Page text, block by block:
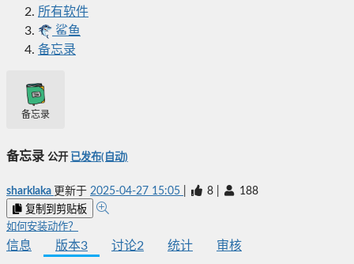
所有软件
鲨鱼
备忘录
备忘录
备忘录 公开 已发布(自动)
sharklaka 更新于 2025-04-27 15:05 8 188
复制到剪贴板
如何安装动作？
信息 版本3 讨论2 统计 审核